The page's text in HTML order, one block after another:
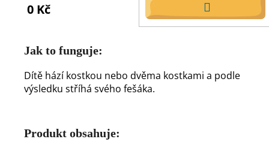
0 Kč
DO
KOŠÍKU
Jak to funguje:
Dítě hází kostkou nebo dvěma kostkami a podle
výsledku stříhá svého fešáka.
Produkt obsahuje: